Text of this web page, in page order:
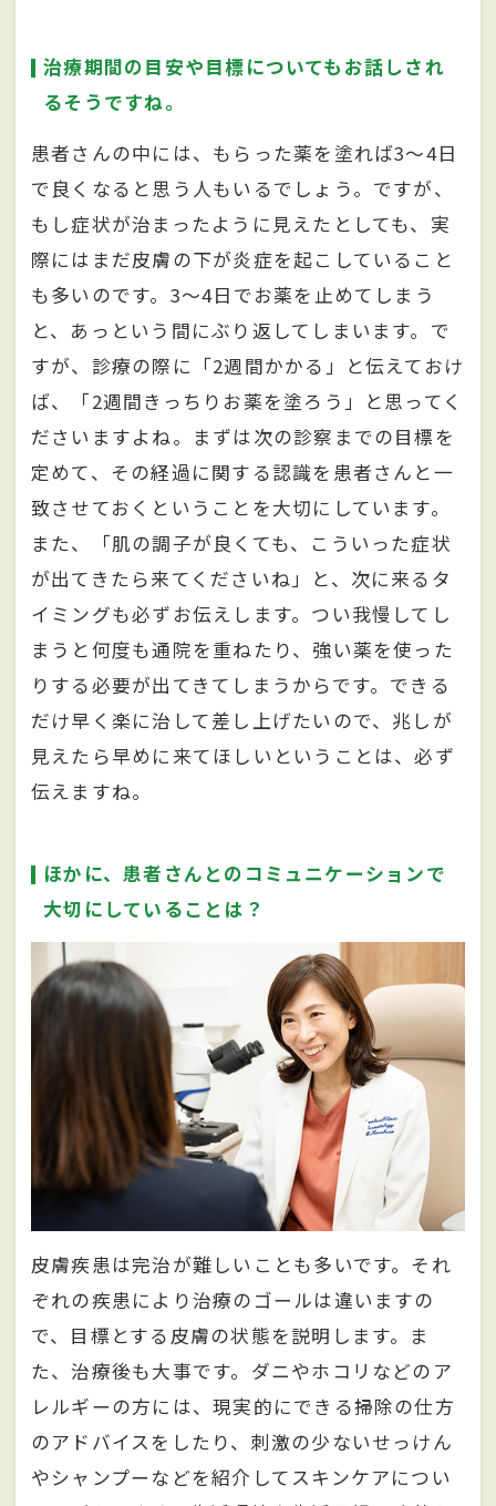
治療期間の目安や目標についてもお話しされ
るそうですね。
患者さんの中には、もらった薬を塗れば3～4日
で良くなると思う人もいるでしょう。ですが、
もし症状が治まったように見えたとしても、実
際にはまだ皮膚の下が炎症を起こしていること
も多いのです。3～4日でお薬を止めてしまう
と、あっという間にぶり返してしまいます。で
すが、診療の際に「2週間かかる」と伝えておけ
ば、「2週間きっちりお薬を塗ろう」と思ってく
ださいますよね。まずは次の診察までの目標を
定めて、その経過に関する認識を患者さんと一
致させておくということを大切にしています。
また、「肌の調子が良くても、こういった症状
が出てきたら来てくださいね」と、次に来るタ
イミングも必ずお伝えします。つい我慢してし
まうと何度も通院を重ねたり、強い薬を使った
りする必要が出てきてしまうからです。できる
だけ早く楽に治して差し上げたいので、兆しが
見えたら早めに来てほしいということは、必ず
伝えますね。
ほかに、患者さんとのコミュニケーションで
大切にしていることは？
皮膚疾患は完治が難しいことも多いです。それ
ぞれの疾患により治療のゴールは違いますの
で、目標とする皮膚の状態を説明します。ま
た、治療後も大事です。ダニやホコリなどのア
レルギーの方には、現実的にできる掃除の仕方
のアドバイスをしたり、刺激の少ないせっけん
やシャンプーなどを紹介してスキンケアについ